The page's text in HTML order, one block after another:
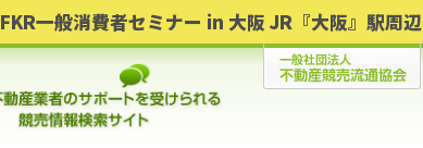
FKR一般消費者セミナー in 大阪 JR『大阪』駅周辺